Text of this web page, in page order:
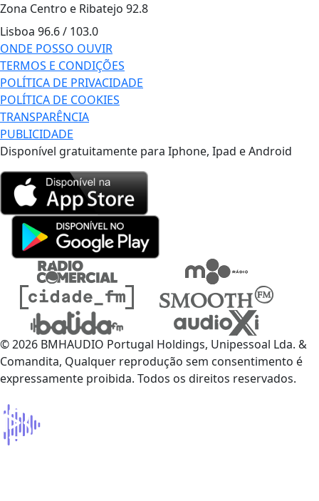
Zona Centro e Ribatejo 92.8
Lisboa 96.6 / 103.0
ONDE POSSO OUVIR
TERMOS E CONDIÇÕES
POLÍTICA DE PRIVACIDADE
POLÍTICA DE COOKIES
TRANSPARÊNCIA
PUBLICIDADE
Disponível gratuitamente para Iphone, Ipad e Android
© 2026 BMHAUDIO Portugal Holdings, Unipessoal Lda. &
Comandita, Qualquer reprodução sem consentimento é
expressamente proibida. Todos os direitos reservados.